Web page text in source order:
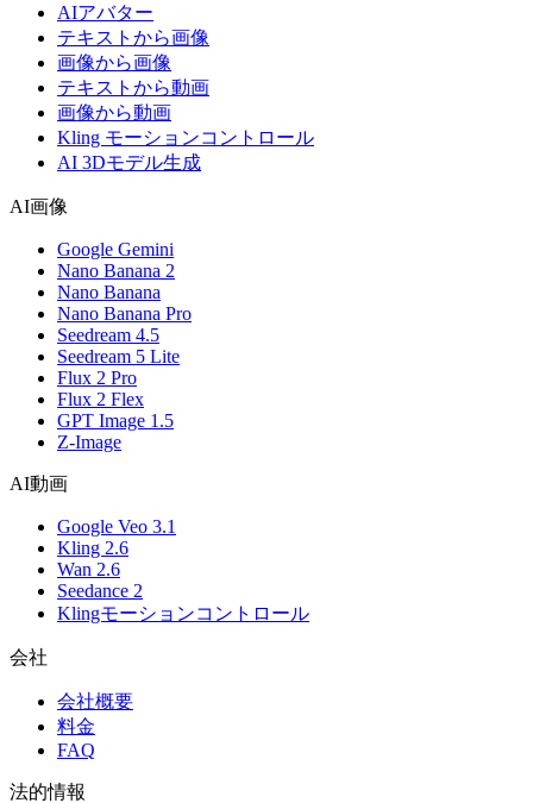
AIアバター
テキストから画像
画像から画像
テキストから動画
画像から動画
Kling モーションコントロール
AI 3Dモデル生成
AI画像
Google Gemini
Nano Banana 2
Nano Banana
Nano Banana Pro
Seedream 4.5
Seedream 5 Lite
Flux 2 Pro
Flux 2 Flex
GPT Image 1.5
Z-Image
AI動画
Google Veo 3.1
Kling 2.6
Wan 2.6
Seedance 2
Klingモーションコントロール
会社
会社概要
料金
FAQ
法的情報